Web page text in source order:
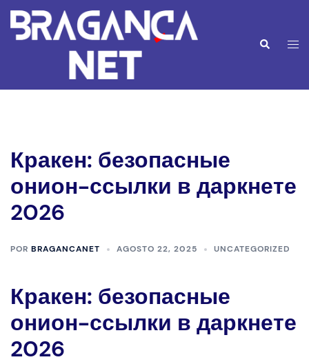
Saltar
para
Pesquisar
Кракен: безопасные
онион-ссылки в даркнете
2026
POR BRAGANCANET AGOSTO 22, 2025 UNCATEGORIZED
Кракен: безопасные
онион-ссылки в даркнете
2026